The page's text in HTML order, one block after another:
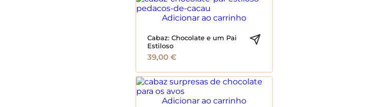
Adicionar ao carrinho
Cabaz: Chocolate e um Pai
Estiloso
39,00 €
Adicionar ao carrinho